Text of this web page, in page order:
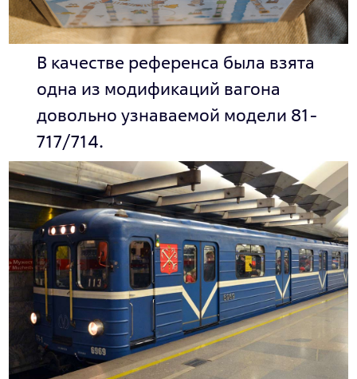
В качестве референса была взята
одна из модификаций вагона
довольно узнаваемой модели 81-
717/714.